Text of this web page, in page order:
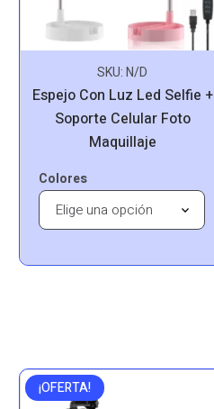
SKU:N/D
Espejo Con Luz Led Selfie +
Soporte Celular Foto
Maquillaje
Colores
¡OFERTA!